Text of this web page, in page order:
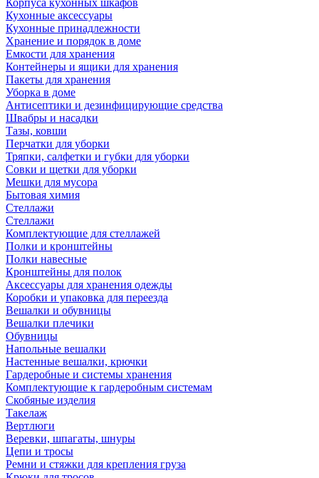
Корпуса кухонных шкафов
Кухонные аксессуары
Кухонные принадлежности
Хранение и порядок в доме
Емкости для хранения
Контейнеры и ящики для хранения
Пакеты для хранения
Уборка в доме
Антисептики и дезинфицирующие средства
Швабры и насадки
Тазы, ковши
Перчатки для уборки
Тряпки, салфетки и губки для уборки
Совки и щетки для уборки
Мешки для мусора
Бытовая химия
Стеллажи
Стеллажи
Комплектующие для стеллажей
Полки и кронштейны
Полки навесные
Кронштейны для полок
Аксессуары для хранения одежды
Коробки и упаковка для переезда
Вешалки и обувницы
Вешалки плечики
Обувницы
Напольные вешалки
Настенные вешалки, крючки
Гардеробные и системы хранения
Комплектующие к гардеробным системам
Скобяные изделия
Такелаж
Вертлюги
Веревки, шпагаты, шнуры
Цепи и тросы
Ремни и стяжки для крепления груза